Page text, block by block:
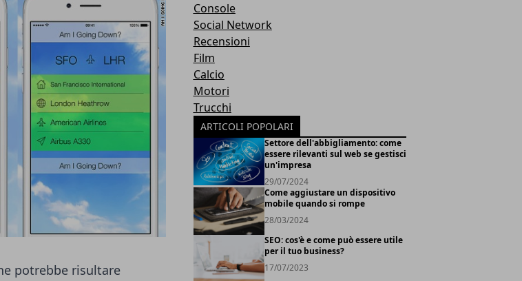
potrebbe risultare
Console
Social Network
Recensioni
Film
Calcio
Motori
Trucchi
ARTICOLI POPOLARI
Settore dell'abbigliamento: come
essere rilevanti sul web se gestisci
un'impresa
29/07/2024
Come aggiustare un dispositivo
mobile quando si rompe
28/03/2024
SEO: cos'è e come può essere utile
per il tuo business?
17/07/2023